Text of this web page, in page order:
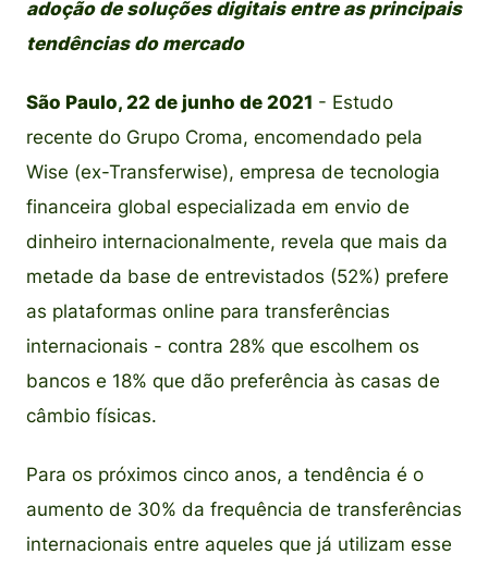
adoção de soluções digitais entre as principais
tendências do mercado
São Paulo, 22 de junho de 2021 - Estudo
recente do Grupo Croma, encomendado pela
Wise (ex-Transferwise), empresa de tecnologia
financeira global especializada em envio de
dinheiro internacionalmente, revela que mais da
metade da base de entrevistados (52%) prefere
as plataformas online para transferências
internacionais - contra 28% que escolhem os
bancos e 18% que dão preferência às casas de
câmbio físicas.
Para os próximos cinco anos, a tendência é o
aumento de 30% da frequência de transferências
internacionais entre aqueles que já utilizam esse